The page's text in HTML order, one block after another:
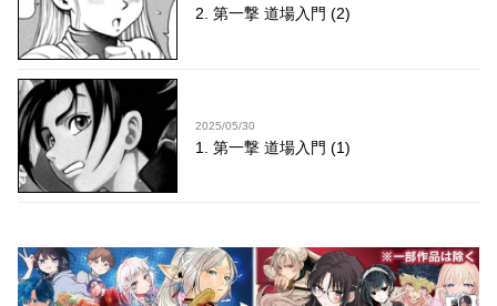
2. 第一撃 道場入門 (2)
2025/05/30
1. 第一撃 道場入門 (1)